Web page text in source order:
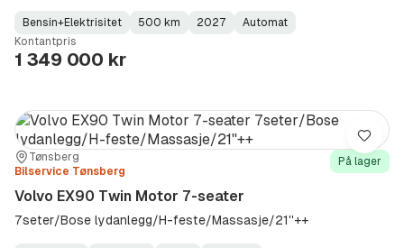
Fuel
Type:
Bensin+Elektrisitet
Kilometerstand: 500 km
Model
Year:
2027
Gearbox
Type:
Automat
Kontantpris
1 349 000 kr
Sted:Tønsberg
Forhandler:
Bilservice Tønsberg
På lager
Volvo EX90 Twin Motor 7-seater
7seter/Bose lydanlegg/H-feste/Massasje/21''++
Lagre